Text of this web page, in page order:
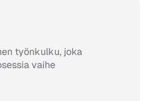
työnkulku, joka
vaihe